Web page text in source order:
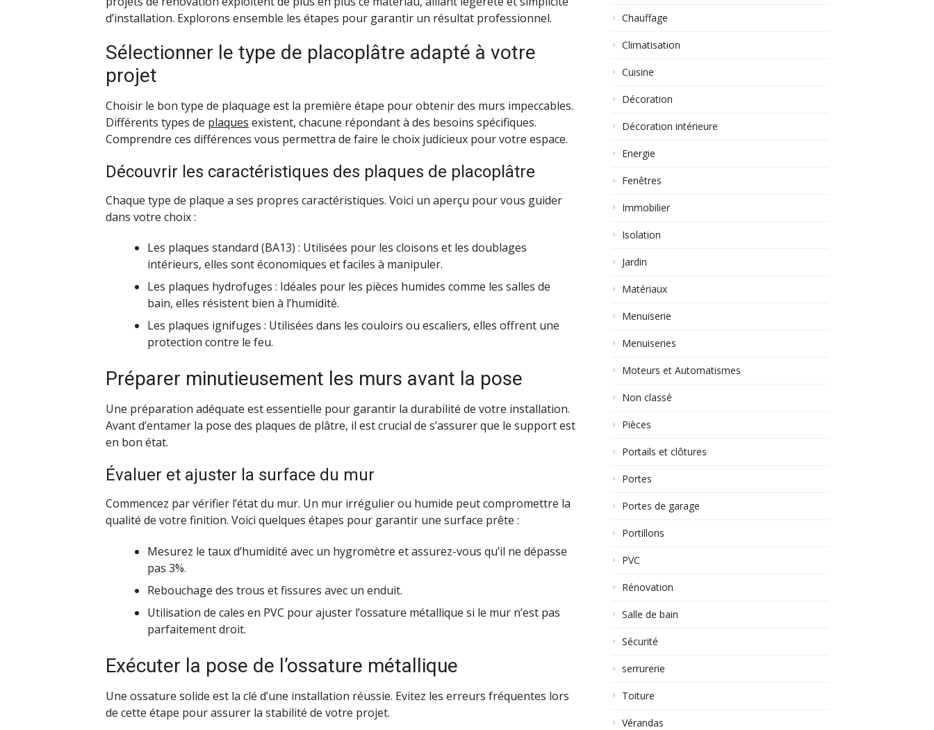
d’installation. Explorons ensemble les étapes pour garantir un résultat professionnel.
Sélectionner le type de placoplâtre adapté à votre
projet
Choisir le bon type de plaquage est la première étape pour obtenir des murs impeccables.
Différents types de plaques existent, chacune répondant à des besoins spécifiques.
Comprendre ces différences vous permettra de faire le choix judicieux pour votre espace.
Découvrir les caractéristiques des plaques de placoplâtre
Chaque type de plaque a ses propres caractéristiques. Voici un aperçu pour vous guider
dans votre choix :
Les plaques standard (BA13) : Utilisées pour les cloisons et les doublages
intérieurs, elles sont économiques et faciles à manipuler.
Les plaques hydrofuges : Idéales pour les pièces humides comme les salles de
bain, elles résistent bien à l’humidité.
Les plaques ignifuges : Utilisées dans les couloirs ou escaliers, elles offrent une
protection contre le feu.
Préparer minutieusement les murs avant la pose
Une préparation adéquate est essentielle pour garantir la durabilité de votre installation.
Avant d’entamer la pose des plaques de plâtre, il est crucial de s’assurer que le support est
en bon état.
Évaluer et ajuster la surface du mur
Commencez par vérifier l’état du mur. Un mur irrégulier ou humide peut compromettre la
qualité de votre finition. Voici quelques étapes pour garantir une surface prête :
Mesurez le taux d’humidité avec un hygromètre et assurez-vous qu’il ne dépasse
pas 3%.
Rebouchage des trous et fissures avec un enduit.
Utilisation de cales en PVC pour ajuster l’ossature métallique si le mur n’est pas
parfaitement droit.
Exécuter la pose de l’ossature métallique
Une ossature solide est la clé d’une installation réussie. Evitez les erreurs fréquentes lors
de cette étape pour assurer la stabilité de votre projet.
Chauffage
Climatisation
Cuisine
Décoration
Décoration intérieure
Energie
Fenêtres
Immobilier
Isolation
Jardin
Matériaux
Menuiserie
Menuiseries
Moteurs et Automatismes
Non classé
Pièces
Portails et clôtures
Portes
Portes de garage
Portillons
PVC
Rénovation
Salle de bain
Sécurité
serrurerie
Toiture
Vérandas